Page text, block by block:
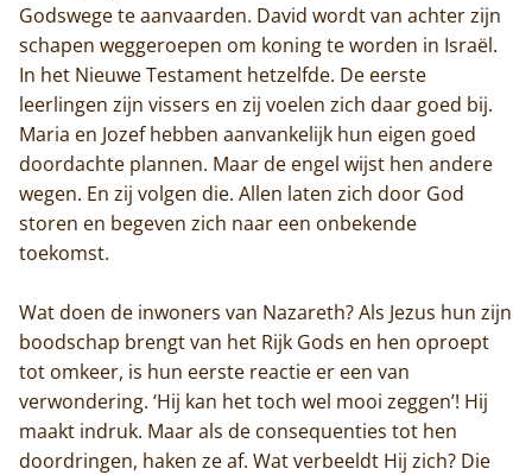
Godswege te aanvaarden. David wordt van achter zijn
schapen weggeroepen om koning te worden in Israël.
In het Nieuwe Testament hetzelfde. De eerste
leerlingen zijn vissers en zij voelen zich daar goed bij.
Maria en Jozef hebben aanvankelijk hun eigen goed
doordachte plannen. Maar de engel wijst hen andere
wegen. En zij volgen die. Allen laten zich door God
storen en begeven zich naar een onbekende
toekomst.
Wat doen de inwoners van Nazareth? Als Jezus hun zijn
boodschap brengt van het Rijk Gods en hen oproept
tot omkeer, is hun eerste reactie er een van
verwondering. ‘Hij kan het toch wel mooi zeggen’! Hij
maakt indruk. Maar als de consequenties tot hen
doordringen, haken ze af. Wat verbeeldt Hij zich? Die